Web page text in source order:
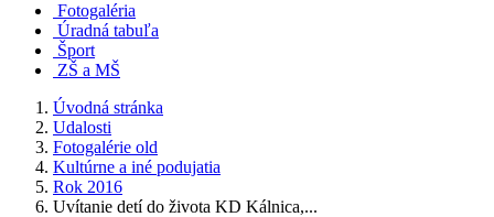
Fotogaléria
Úradná tabuľa
Šport
ZŠ a MŠ
Úvodná stránka
Udalosti
Fotogalérie old
Kultúrne a iné podujatia
Rok 2016
Uvítanie detí do života KD Kálnica,...